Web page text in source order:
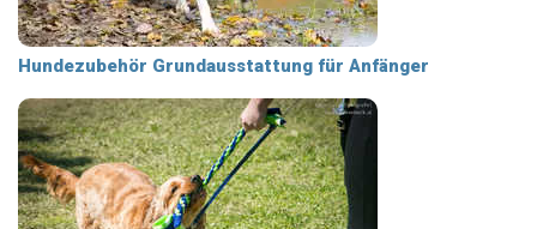
Hundezubehör Grundausstattung für Anfänger